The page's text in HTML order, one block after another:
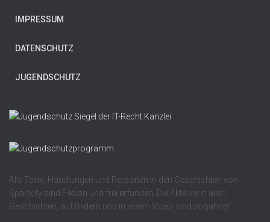
IMPRESSUM
DATENSCHUTZ
JUGENDSCHUTZ
Alle Texte, Handlungen und Personen in den Geschichten von
Spankify sind Fiktion und frei erfunden. Die Akteure in allen
Geschichten, auf Bildern und in jedem Video sind volljährig!